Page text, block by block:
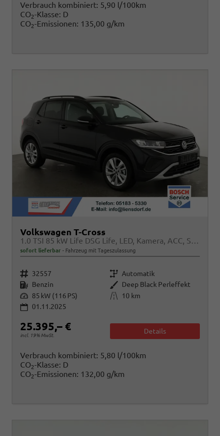
Verbrauch kombiniert: 5,90 l/100km
CO2-Klasse: D
CO2-Emissionen: 135,00 g/km
Volkswagen T-Cross
1.0 TSI 85 kW Life DSG Life, LED, Kamera, ACC, Side, Winter, 17-Zoll, 3-J. Garantie
sofort lieferbar Fahrzeug mit Tageszulassung
Fahrzeugnr. 32557 Getriebe Automatik
Kraftstoff Benzin Außenfarbe Deep Black Perleffekt
Leistung 85 kW (116 PS) Kilometerstand
10 km
01.11.2025
25.395,– €
incl. 19% MwSt.
Details
Verbrauch kombiniert: 5,80 l/100km
CO2-Klasse: D
CO2-Emissionen: 132,00 g/km